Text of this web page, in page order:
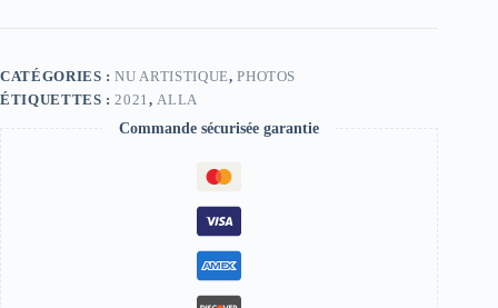
CATÉGORIES :NU ARTISTIQUE,PHOTOS
ÉTIQUETTES : 2021, ALLA
Commande sécurisée garantie